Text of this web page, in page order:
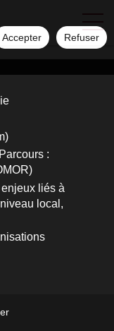
Accepter Refuser
:
liés à
local,